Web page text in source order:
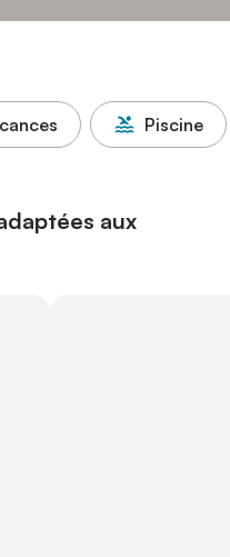
Piscine
aux